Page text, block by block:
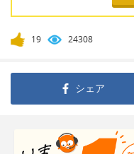
19 24308
シェア